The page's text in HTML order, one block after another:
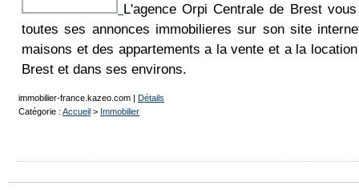
L'agence Orpi Centrale de Brest
toutes ses annonces immobilieres sur son site
maisons et des appartements a la vente et a la
Brest et dans ses environs.
immobilier-france.kazeo.com | Détails
Catégorie : Accueil > Immobilier